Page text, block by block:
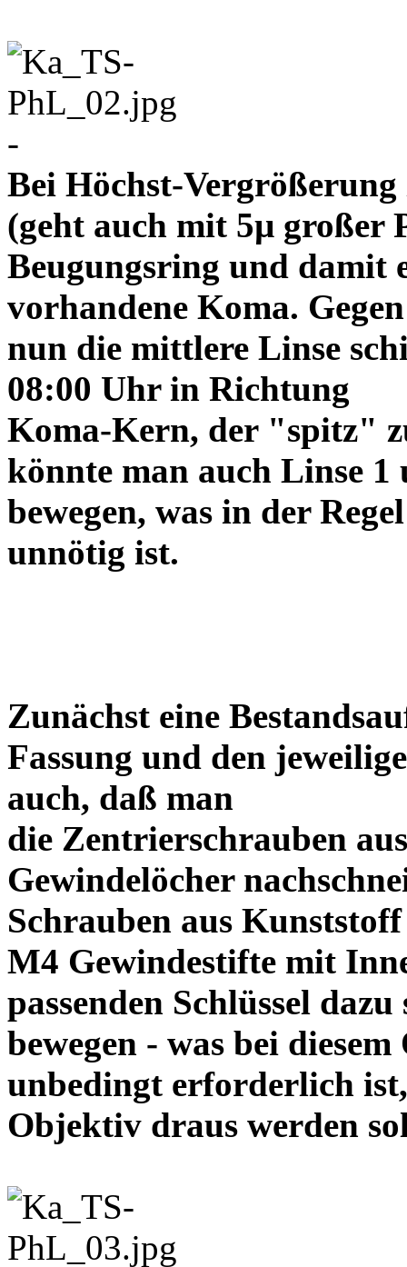
-
Bei Höchst-
(geht auch mit 5µ großer
Beugungsring und damit
vorhandene Koma.
nun die mittlere Linse
08:00 Uhr in Richtung
Koma-Kern, der "spitz"
könnte man auch Linse
bewegen, was in der Regel
unnötig ist.
Zunächst eine
Fassung und den
auch, daß man
die Zentrierschrauben
Gewindelöcher
Schrauben aus
M4 Gewindestifte mit
passenden Schlüssel
bewegen - was bei
unbedingt erforderlich
Objektiv draus